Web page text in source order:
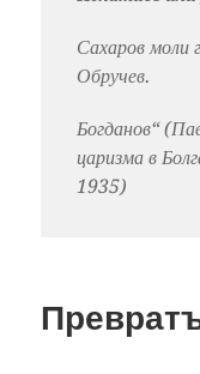
Сахаров моли
Обручев.
Богданов“
царизма в
1935)